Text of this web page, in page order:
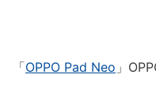
「OPPO Pad Neo 」